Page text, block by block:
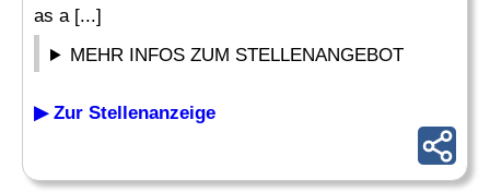
as a [...]
MEHR INFOS ZUM STELLENANGEBOT
▶ Zur Stellenanzeige